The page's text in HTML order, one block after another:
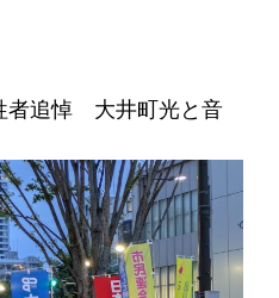
者追悼 大井町光と音